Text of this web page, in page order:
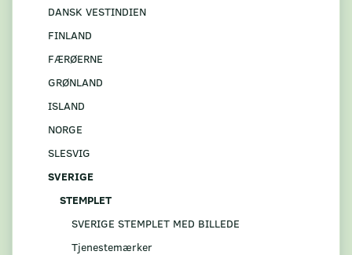
DANSK VESTINDIEN
FINLAND
FÆRØERNE
GRØNLAND
ISLAND
NORGE
SLESVIG
SVERIGE
STEMPLET
SVERIGE STEMPLET MED BILLEDE
Tjenestemærker